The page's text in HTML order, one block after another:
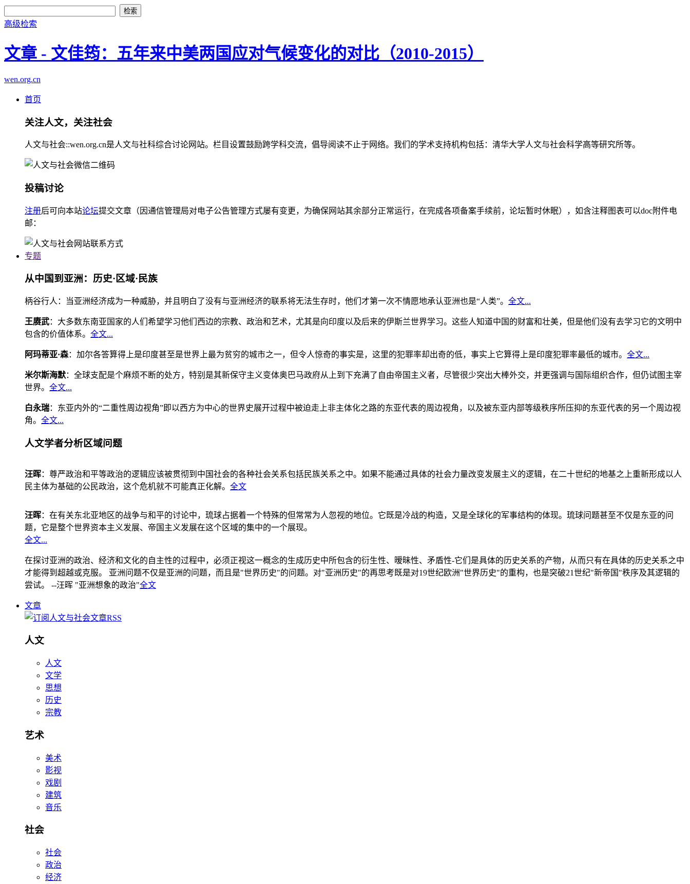
高级检索
文章 - 文佳筠：五年来中美两国应对气候变化的对比（2010-2015）
wen.org.cn
首页
关注人文，关注社会
人文与社会::wen.org.cn是人文与社科综合讨论网站。栏目设置鼓励跨学科交流，倡导阅读不止于网络。我们的学术支持机构包括：清华大学人文与社会科学高等研究所等。
投稿讨论
注册后可向本站论坛提交文章（因通信管理局对电子公告管理方式屡有变更，为确保网站其余部分正常运行，在完成各项备案手续前，论坛暂时休眠），如含注释图表可以doc附件电
邮：
专题
从中国到亚洲：历史·区域·民族
柄谷行人：当亚洲经济成为一种威胁，并且明白了没有与亚洲经济的联系将无法生存时，他们才第一次不情愿地承认亚洲也是“人类”。 全文...
王赓武：大多数东南亚国家的人们希望学习他们西边的宗教、政治和艺术，尤其是向印度以及后来的伊斯兰世界学习。这些人知道中国的财富和壮美，但是他们没有去学习它的文明中
包含的价值体系。 全文...
阿玛蒂亚·森：加尔各答算得上是印度甚至是世界上最为贫穷的城市之一，但令人惊奇的事实是，这里的犯罪率却出奇的低，事实上它算得上是印度犯罪率最低的城市。 全文...
米尔斯海默：全球支配是个麻烦不断的处方，特别是其新保守主义变体奥巴马政府从上到下充满了自由帝国主义者，尽管很少突出大棒外交，并更强调与国际组织合作，但仍试图主宰
世界。 全文...
白永瑞：东亚内外的“二重性周边视角”即以西方为中心的世界史展开过程中被迫走上非主体化之路的东亚代表的周边视角，以及被东亚内部等级秩序所压抑的东亚代表的另一个周边视
角。 全文...
人文学者分析区域问题
汪晖：尊严政治和平等政治的逻辑应该被贯彻到中国社会的各种社会关系包括民族关系之中。如果不能通过具体的社会力量改变发展主义的逻辑，在二十世纪的地基之上重新形成以人
民主体为基础的公民政治，这个危机就不可能真正化解。 全文
汪晖：在有关东北亚地区的战争与和平的讨论中，琉球占据着一个特殊的但常常为人忽视的地位。它既是冷战的构造，又是全球化的军事结构的体现。琉球问题甚至不仅是东亚的问
题，它是整个世界资本主义发展、帝国主义发展在这个区域的集中的一个展现。
全文...
在探讨亚洲的政治、经济和文化的自主性的过程中，必须正视这一概念的生成历史中所包含的衍生性、暧昧性、矛盾性-它们是具体的历史关系的产物，从而只有在具体的历史关系之中
才能得到超越或克服。 亚洲问题不仅是亚洲的问题，而且是"世界历史"的问题。对"亚洲历史"的再思考既是对19世纪欧洲"世界历史"的重构，也是突破21世纪"新帝国"秩序及其逻辑的
尝试。 --汪晖 "亚洲想象的政治"全文
文章
人文
人文
文学
思想
历史
宗教
艺术
美术
影视
戏剧
建筑
音乐
社会
社会
政治
经济